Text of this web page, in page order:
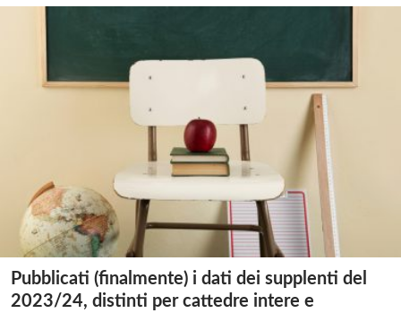
Pubblicati (finalmente) i dati dei supplenti del
2023/24, distinti per cattedre intere e